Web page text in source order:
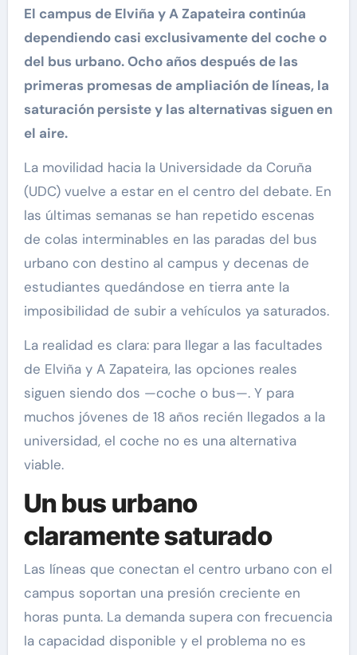
El campus de Elviña y A Zapateira continúa
dependiendo casi exclusivamente del coche o
del bus urbano. Ocho años después de las
primeras promesas de ampliación de líneas, la
saturación persiste y las alternativas siguen en
el aire.
La movilidad hacia la Universidade da Coruña
(UDC) vuelve a estar en el centro del debate. En
las últimas semanas se han repetido escenas
de colas interminables en las paradas del bus
urbano con destino al campus y decenas de
estudiantes quedándose en tierra ante la
imposibilidad de subir a vehículos ya saturados.
La realidad es clara: para llegar a las facultades
de Elviña y A Zapateira, las opciones reales
siguen siendo dos —coche o bus—. Y para
muchos jóvenes de 18 años recién llegados a la
universidad, el coche no es una alternativa
viable.
Un bus urbano
claramente saturado
Las líneas que conectan el centro urbano con el
campus soportan una presión creciente en
horas punta. La demanda supera con frecuencia
la capacidad disponible y el problema no es